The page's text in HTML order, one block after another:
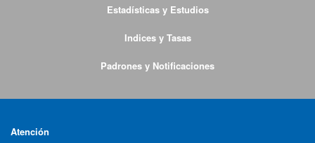
Estadísticas y Estudios
Indices y Tasas
Padrones y Notificaciones
Atención